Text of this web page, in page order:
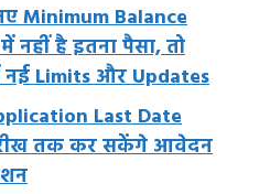
Minimum Balance
नहीं है इतना पैसा, तो
नई Limits और Updates
Last Date
तक कर सकेंगे आवेदन